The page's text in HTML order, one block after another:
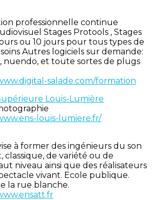
professionnelle continue
Stages Protools , Stages
ou 10 jours pour tous types de
Autres logiciels sur demande:
nuendo, et toute sortes de plugs
salade.com/formation
Louis-Lumière
louis-lumiere.fr/
à former des ingénieurs du son
classique, de variété ou de
niveau ainsi que des réalisateurs
vivant. Ecole publique.
la rue blanche.